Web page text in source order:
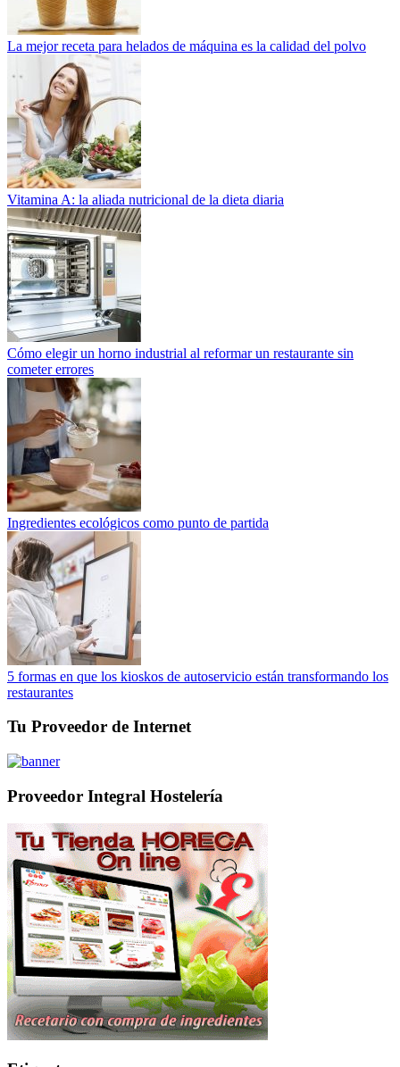
La mejor receta para helados de máquina es la calidad del polvo
Vitamina A: la aliada nutricional de la dieta diaria
Cómo elegir un horno industrial al reformar un restaurante sin
cometer errores
Ingredientes ecológicos como punto de partida
5 formas en que los kioskos de autoservicio están transformando los
restaurantes
Tu Proveedor de Internet
Proveedor Integral Hostelería